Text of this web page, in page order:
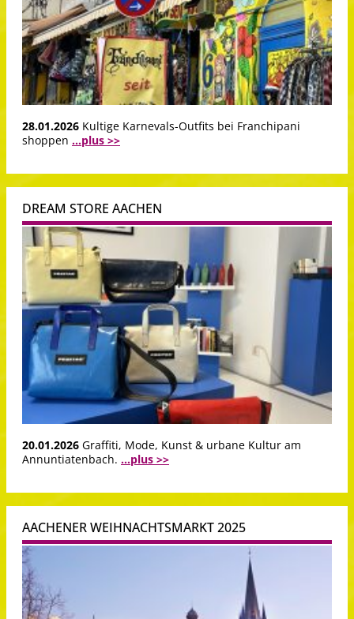
28.01.2026 Kultige Karnevals-Outfits bei Franchipani
shoppen ...plus >>
DREAM STORE AACHEN
20.01.2026 Graffiti, Mode, Kunst & urbane Kultur am
Annuntiatenbach. ...plus >>
AACHENER WEIHNACHTSMARKT 2025